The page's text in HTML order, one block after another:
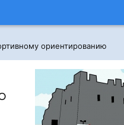
ориентированию